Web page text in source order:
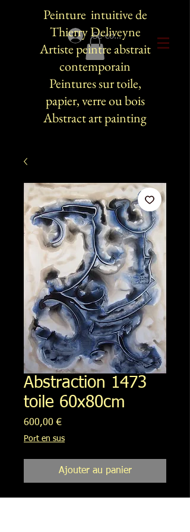
Se connecter
Peinture intuitive de
Thierry Deliveyne
Artiste peintre abstrait
contemporain
Peintures sur toile,
papier, verre ou bois
Abstract art painting
Abstraction 1473
toile 60x80cm
600,00 €Prix
Port en sus
Ajouter au panier